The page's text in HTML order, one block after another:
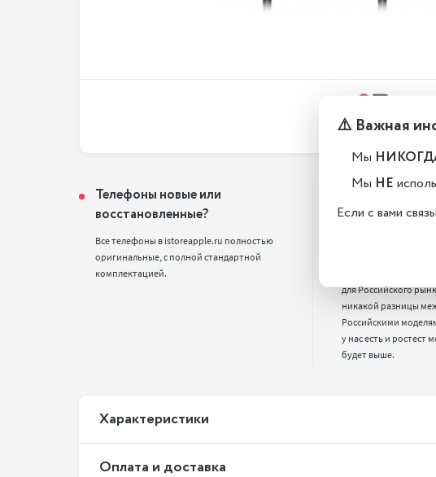
Телефоны новые или
восстановленные?
Все телефоны в istoreapple.ru полностью
оригинальные, с полной стандартной
комплектацией.
Почему у вас
цены?
для Российского
никакой разницы
Российскими
у нас есть и ростест
будет выше.
Xарактеристики
Оплата и доставка
⚠️ Важная
Мы
Мы НЕ
Если с вами